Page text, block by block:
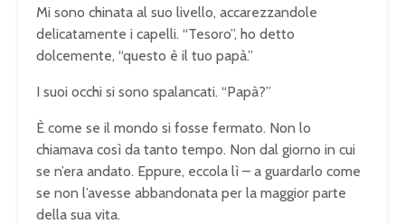
Mi sono chinata al suo livello, accarezzandole
delicatamente i capelli. “Tesoro”, ho detto
dolcemente, “questo è il tuo papà.”
I suoi occhi si sono spalancati. “Papà?”
È come se il mondo si fosse fermato. Non lo
chiamava così da tanto tempo. Non dal giorno in cui
se n’era andato. Eppure, eccola lì – a guardarlo come
se non l’avesse abbandonata per la maggior parte
della sua vita.